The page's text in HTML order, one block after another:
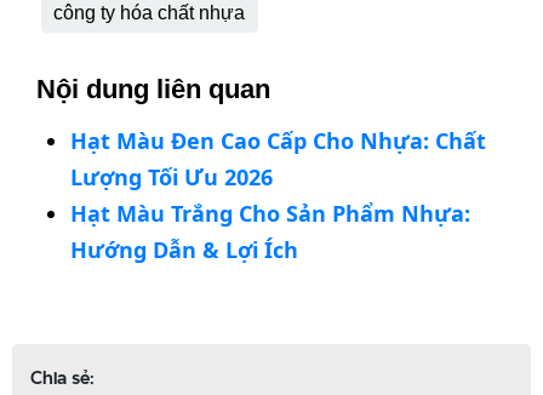
công ty hóa chất nhựa
Nội dung liên quan
Hạt Màu Đen Cao Cấp Cho Nhựa: Chất
Lượng Tối Ưu 2026
Hạt Màu Trắng Cho Sản Phẩm Nhựa:
Hướng Dẫn & Lợi Ích
Chia sẻ: